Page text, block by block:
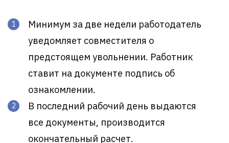
Минимум за две недели работодатель
уведомляет совместителя о
предстоящем увольнении. Работник
ставит на документе подпись об
ознакомлении.
В последний рабочий день выдаются
все документы, производится
окончательный расчет.